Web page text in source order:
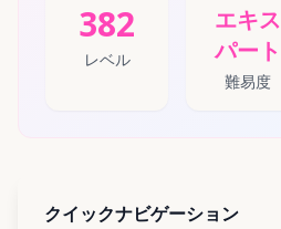
382
レベル
エキス
パート
難易度
クイックナビゲーション